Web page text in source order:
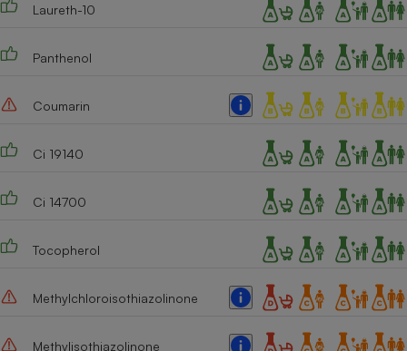
Laureth-10
Panthenol
Coumarin
Ci 19140
Ci 14700
Tocopherol
Methylchloroisothiazolinone
Methylisothiazolinone